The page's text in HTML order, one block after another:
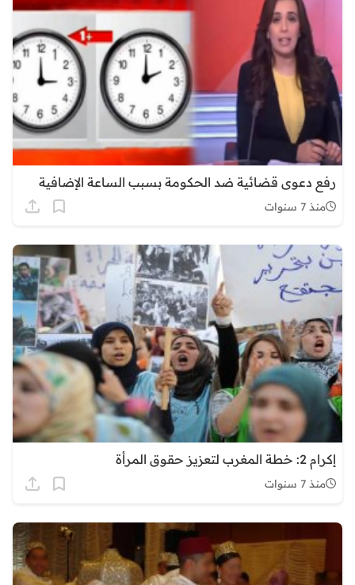
رفع دعوى قضائية ضد الحكومة بسبب الساعة الإضافية
منذ 7 سنوات
إكرام 2: خطة المغرب لتعزيز حقوق المرأة
منذ 7 سنوات